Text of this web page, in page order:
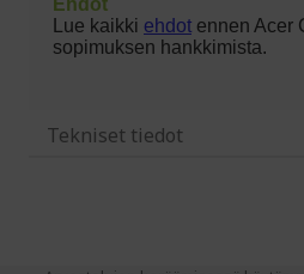
Tekniset tiedot